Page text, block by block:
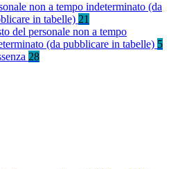
non a tempo indeterminato (da
in tabelle) 21
del personale non a tempo
(da pubblicare in tabelle) 5
28